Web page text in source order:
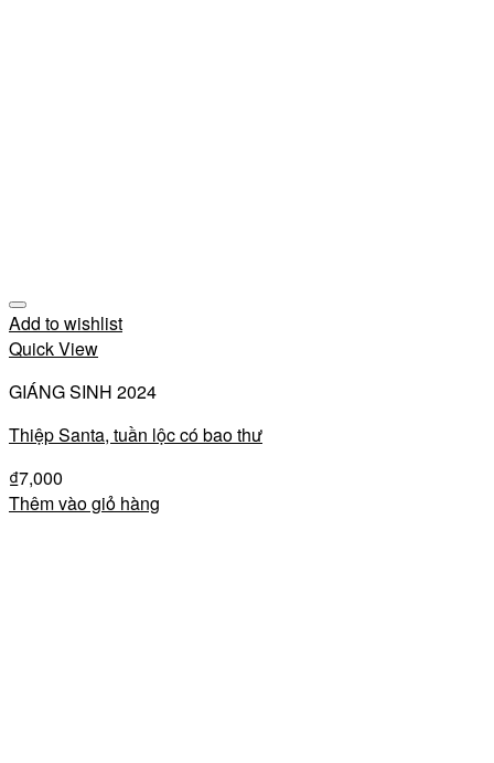
Add to wishlist
Quick View
GIÁNG SINH 2024
Thiệp Santa, tuần lộc có bao thư
₫7,000
Thêm vào giỏ hàng